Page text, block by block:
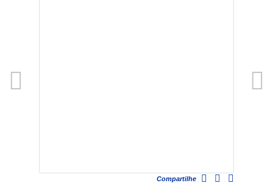
Compartilhe